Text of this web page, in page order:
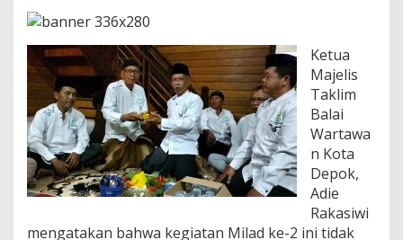
a
e
p
o
k
G
e
l
a
r
M
Ketua
Majelis
Taklim
Balai
Wartawa
n Kota
Depok,
Adie
Rakasiwi
mengatakan bahwa kegiatan Milad ke-2 ini tidak